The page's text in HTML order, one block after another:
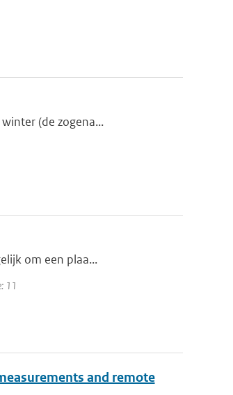
(de zogena...
om een plaa...
11
and remote